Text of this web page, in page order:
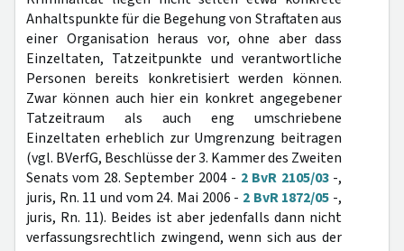
Anhaltspunkte für die Begehung von Straftaten aus
einer Organisation heraus vor, ohne aber dass
Einzeltaten, Tatzeitpunkte und verantwortliche
Personen bereits konkretisiert werden können.
Zwar können auch hier ein konkret angegebener
Tatzeitraum als auch eng umschriebene
Einzeltaten erheblich zur Umgrenzung beitragen
(vgl. BVerfG, Beschlüsse der 3. Kammer des Zweiten
Senats vom 28. September 2004 - 2 BvR 2105/03-,
juris, Rn. 11 und vom 24. Mai 2006 - 2 BvR 1872/05 -,
juris, Rn. 11). Beides ist aber jedenfalls dann nicht
verfassungsrechtlich zwingend, wenn sich aus der